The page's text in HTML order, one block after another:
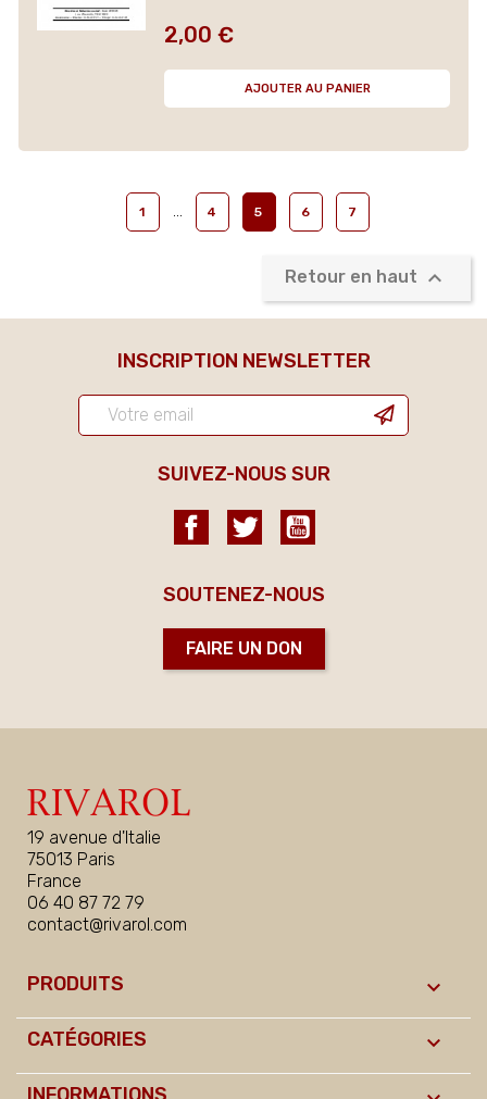
Prix
2,00 €
AJOUTER AU PANIER
1 4 5 6 7
Retour en haut 
INSCRIPTION NEWSLETTER
SUIVEZ-NOUS SUR
FacebookTwitter
SOUTENEZ-NOUS
FAIRE UN DON
19 avenue d'Italie
75013 Paris
France
06 40 87 72 79
contact@rivarol.com
PRODUITS 
CATÉGORIES 